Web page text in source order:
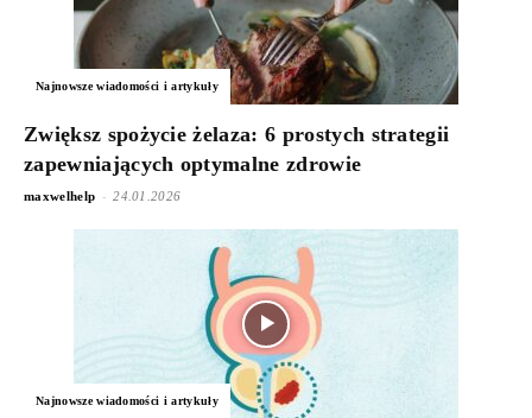
Najnowsze wiadomości i artykuły
Zwiększ spożycie żelaza: 6 prostych strategii
zapewniających optymalne zdrowie
maxwelhelp - 24.01.2026
Najnowsze wiadomości i artykuły